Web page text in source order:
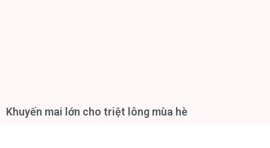
Khuyến mai lớn cho triệt lông mùa hè